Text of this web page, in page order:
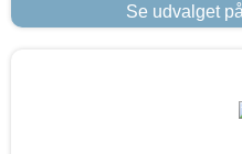
Se udvalget